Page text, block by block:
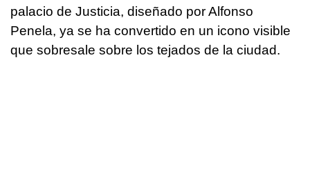
palacio de Justicia, diseñado por Alfonso
Penela, ya se ha convertido en un icono visible
que sobresale sobre los tejados de la ciudad.